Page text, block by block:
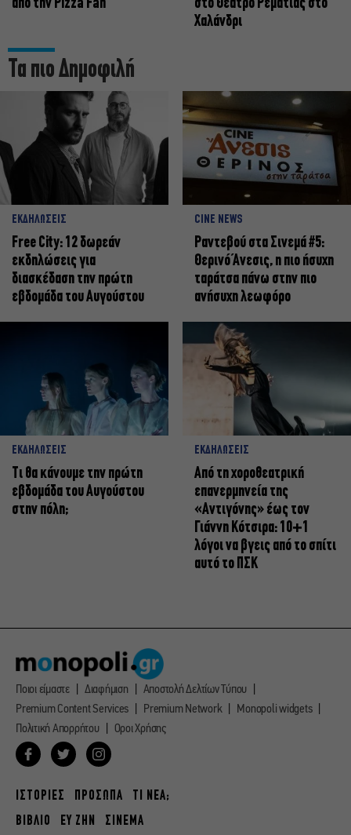
από την Pizza Fan
στο Θέατρο Ρεματιάς στο
Χαλάνδρι
Τα πιο Δημοφιλή
ΕΚΔΗΛΩΣΕΙΣ
Free City: 12 δωρεάν
εκδηλώσεις για
διασκέδαση την πρώτη
εβδομάδα του Αυγούστου
CINE NEWS
Ραντεβού στα Σινεμά #5:
Θερινό Άνεσις, η πιο ήσυχη
ταράτσα πάνω στην πιο
ανήσυχη λεωφόρο
ΕΚΔΗΛΩΣΕΙΣ
Τι θα κάνουμε την πρώτη
εβδομάδα του Αυγούστου
στην πόλη;
ΕΚΔΗΛΩΣΕΙΣ
Από τη χοροθεατρική
επανερμηνεία της
«Αντιγόνης» έως τον
Γιάννη Κότσιρα: 10+1
λόγοι να βγεις από το σπίτι
αυτό το ΠΣΚ
Ποιοι είμαστε Διαφήμιση
Αποστολή Δελτίων Τύπου
Premium Content Services
Premium Network
Monopoli widgets
Πολιτική Απορρήτου
Οροι Χρήσης
ΙΣΤΟΡΙΕΣ ΠΡΟΣΩΠΑ
ΤΙ ΝΕΑ;
ΒΙΒΛΙΟ
ΕΥ ΖΗΝ ΣΙΝΕΜΑ